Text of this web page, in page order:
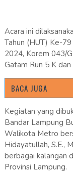
Acara ini
Tahun (HUT) Ke-
2024, Korem 043/
Gatam Run 5 K dan
BACA JUGA
Kegiatan yang
Bandar Lampung
Walikota Metro
Hidayatullah, S.E.,
berbagai kalangan
Provinsi Lampung.